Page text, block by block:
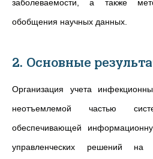
заболеваемости, а также
обобщения научных данных.
2. Основные
Организация учета
неотъемлемой частью
обеспечивающей
управленческих решений